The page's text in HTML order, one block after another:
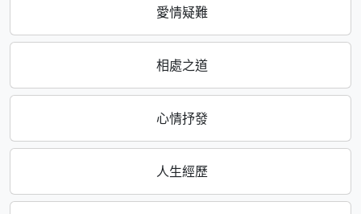
愛情疑難
相處之道
心情抒發
人生經歷